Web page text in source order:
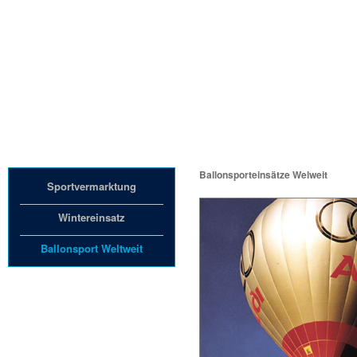
Ballonsporteinsätze Welweit
Sportvermarktung
Wintereinsatz
Ballonsport Weltweit